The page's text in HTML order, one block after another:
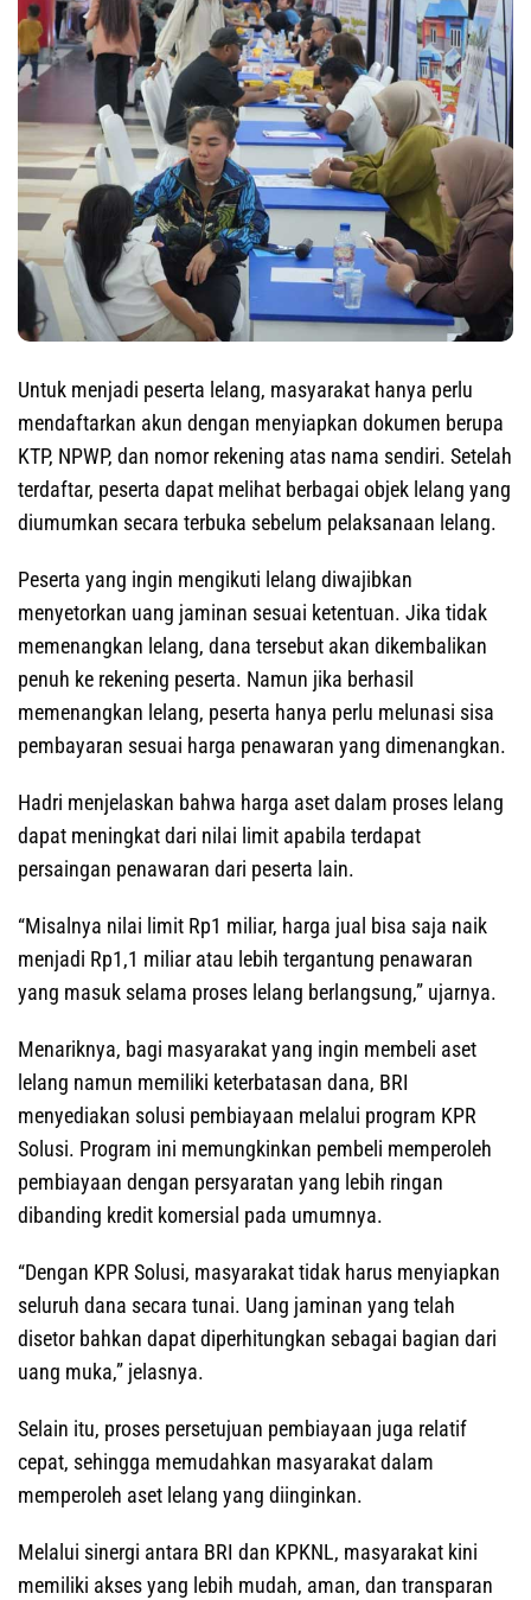
Untuk menjadi peserta lelang, masyarakat hanya perlu
mendaftarkan akun dengan menyiapkan dokumen berupa
KTP, NPWP, dan nomor rekening atas nama sendiri. Setelah
terdaftar, peserta dapat melihat berbagai objek lelang yang
diumumkan secara terbuka sebelum pelaksanaan lelang.
Peserta yang ingin mengikuti lelang diwajibkan
menyetorkan uang jaminan sesuai ketentuan. Jika tidak
memenangkan lelang, dana tersebut akan dikembalikan
penuh ke rekening peserta. Namun jika berhasil
memenangkan lelang, peserta hanya perlu melunasi sisa
pembayaran sesuai harga penawaran yang dimenangkan.
Hadri menjelaskan bahwa harga aset dalam proses lelang
dapat meningkat dari nilai limit apabila terdapat
persaingan penawaran dari peserta lain.
“Misalnya nilai limit Rp1 miliar, harga jual bisa saja naik
menjadi Rp1,1 miliar atau lebih tergantung penawaran
yang masuk selama proses lelang berlangsung,” ujarnya.
Menariknya, bagi masyarakat yang ingin membeli aset
lelang namun memiliki keterbatasan dana, BRI
menyediakan solusi pembiayaan melalui program KPR
Solusi. Program ini memungkinkan pembeli memperoleh
pembiayaan dengan persyaratan yang lebih ringan
dibanding kredit komersial pada umumnya.
“Dengan KPR Solusi, masyarakat tidak harus menyiapkan
seluruh dana secara tunai. Uang jaminan yang telah
disetor bahkan dapat diperhitungkan sebagai bagian dari
uang muka,” jelasnya.
Selain itu, proses persetujuan pembiayaan juga relatif
cepat, sehingga memudahkan masyarakat dalam
memperoleh aset lelang yang diinginkan.
Melalui sinergi antara BRI dan KPKNL, masyarakat kini
memiliki akses yang lebih mudah, aman, dan transparan